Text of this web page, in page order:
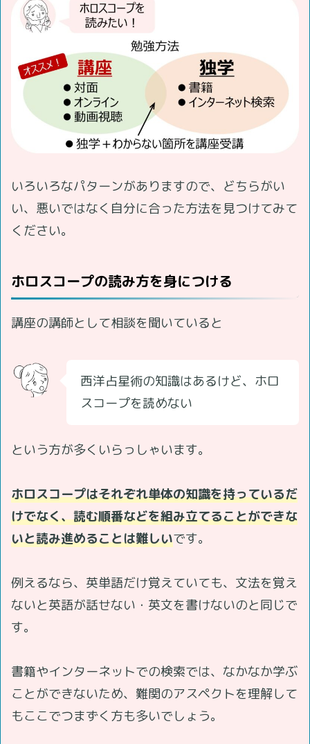
いろいろなパターンがありますので、どちらがい
い、悪いではなく自分に合った方法を見つけてみて
ください。
ホロスコープの読み方を身につける
講座の講師として相談を聞いていると
西洋占星術の知識はあるけど、ホロ
スコープを読めない
という方が多くいらっしゃいます。
ホロスコープはそれぞれ単体の知識を持っているだ
けでなく、読む順番などを組み立てることができな
いと読み進めることは難しいです。
例えるなら、英単語だけ覚えていても、文法を覚え
ないと英語が話せない・英文を書けないのと同じで
す。
書籍やインターネットでの検索では、なかなか学ぶ
ことができないため、難関のアスペクトを理解して
もここでつまずく方も多いでしょう。